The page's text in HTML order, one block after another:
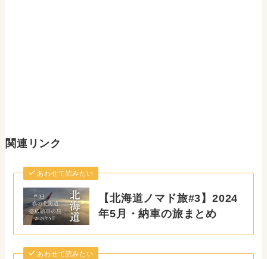
関連リンク
あわせて読みたい
【北海道ノマド旅#3】2024
年5月・納車の旅まとめ
あわせて読みたい